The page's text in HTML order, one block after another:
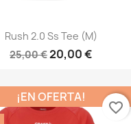
Rush 2.0 Ss Tee (M)
25,00 €20,00 €
¡EN OFERTA!
favorite_border